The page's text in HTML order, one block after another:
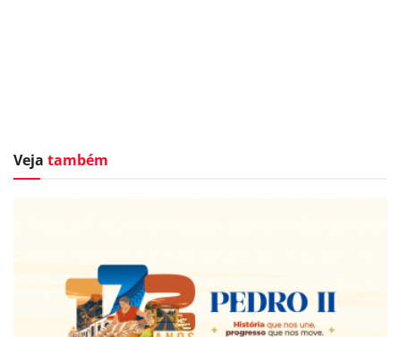
Veja também